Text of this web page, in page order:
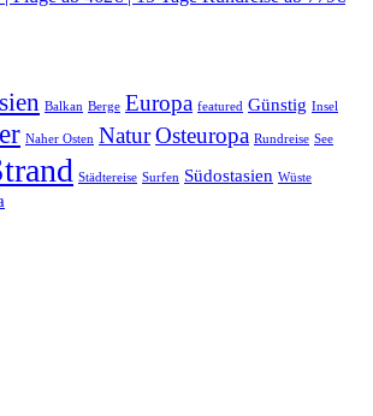
Balkan Berge Europa featured Günstig Insel
Naher Osten NaturOsteuropa Rundreise See
Städtereise Surfen Südostasien Wüste